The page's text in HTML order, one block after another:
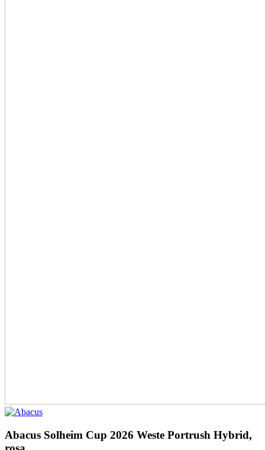
Abacus Solheim Cup 2026 Weste Portrush Hybrid,